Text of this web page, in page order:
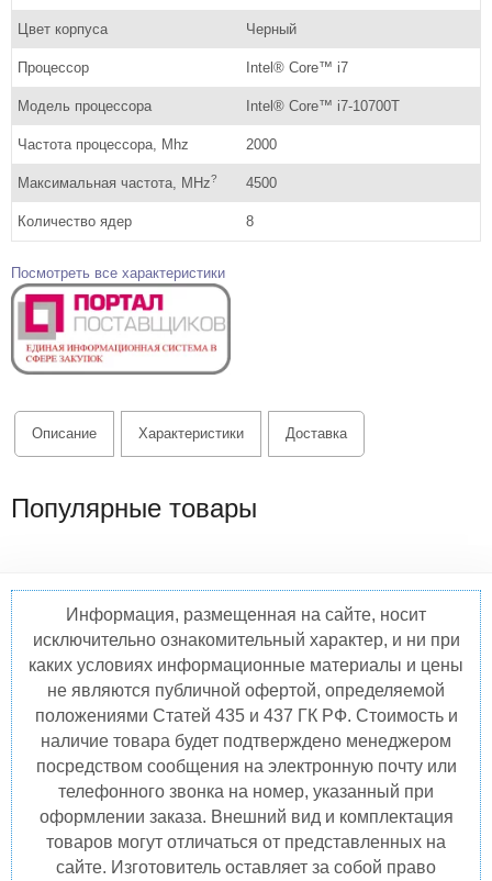
Цвет корпуса Черный
Процессор Intel® Core™ i7
Модель процессора Intel® Core™ i7-10700T
Частота процессора, Mhz 2000
Максимальная частота, MHz? 4500
Количество ядер 8
Посмотреть все характеристики
Описание Характеристики Доставка
Популярные товары
Информация, размещенная на сайте, носит
исключительно ознакомительный характер, и ни при
каких условиях информационные материалы и цены
не являются публичной офертой, определяемой
положениями Статей 435 и 437 ГК РФ. Стоимость и
наличие товара будет подтверждено менеджером
посредством сообщения на электронную почту или
телефонного звонка на номер, указанный при
оформлении заказа. Внешний вид и комплектация
товаров могут отличаться от представленных на
сайте. Изготовитель оставляет за собой право